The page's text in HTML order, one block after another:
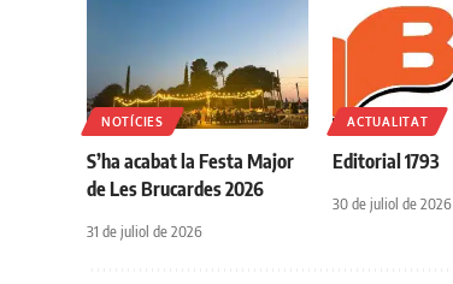
NOTÍCIES
S’ha acabat la Festa Major
de Les Brucardes 2026
31 de juliol de 2026
ACTUALITAT
Editorial 1793
30 de juliol de 2026